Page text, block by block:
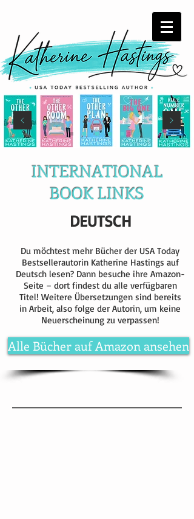
INTERNATIONAL
BOOK LINKS
DEUTSCH
Du möchtest mehr Bücher der USA Today
Bestsellerautorin Katherine Hastings auf
Deutsch lesen? Dann besuche ihre Amazon-
Seite – dort findest du alle verfügbaren
Titel! Weitere Übersetzungen sind bereits
in Arbeit, also folge der Autorin, um keine
Neuerscheinung zu verpassen!
Alle Bücher auf Amazon ansehen